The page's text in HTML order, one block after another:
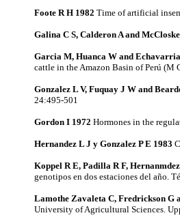
Foote R H 1982 Time of artificial
Galina C S, Calderon A and
Garcia M, Huanca W and
cattle in the Amazon Basin of Perú (M
Gonzalez L V, Fuquay J W and
24:495-501
Gordon I 1972 Hormones in the
Hernandez L J y Gonzalez P E 1983
Koppel R E, Padilla R F,
genotipos en dos estaciones del año.
Lamothe Zavaleta C, Fredrickson G
University of Agricultural Sciences.